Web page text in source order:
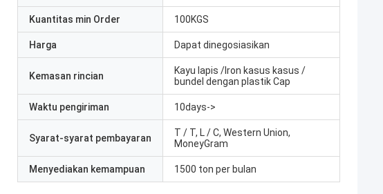
Kuantitas min Order 100KGS
Harga Dapat dinegosiasikan
Kemasan rincian
Kayu lapis /Iron kasus kasus /
bundel dengan plastik Cap
Waktu pengiriman 10days->
Syarat-syarat pembayaran
T / T, L / C, Western Union,
MoneyGram
Menyediakan kemampuan 1500 ton per bulan